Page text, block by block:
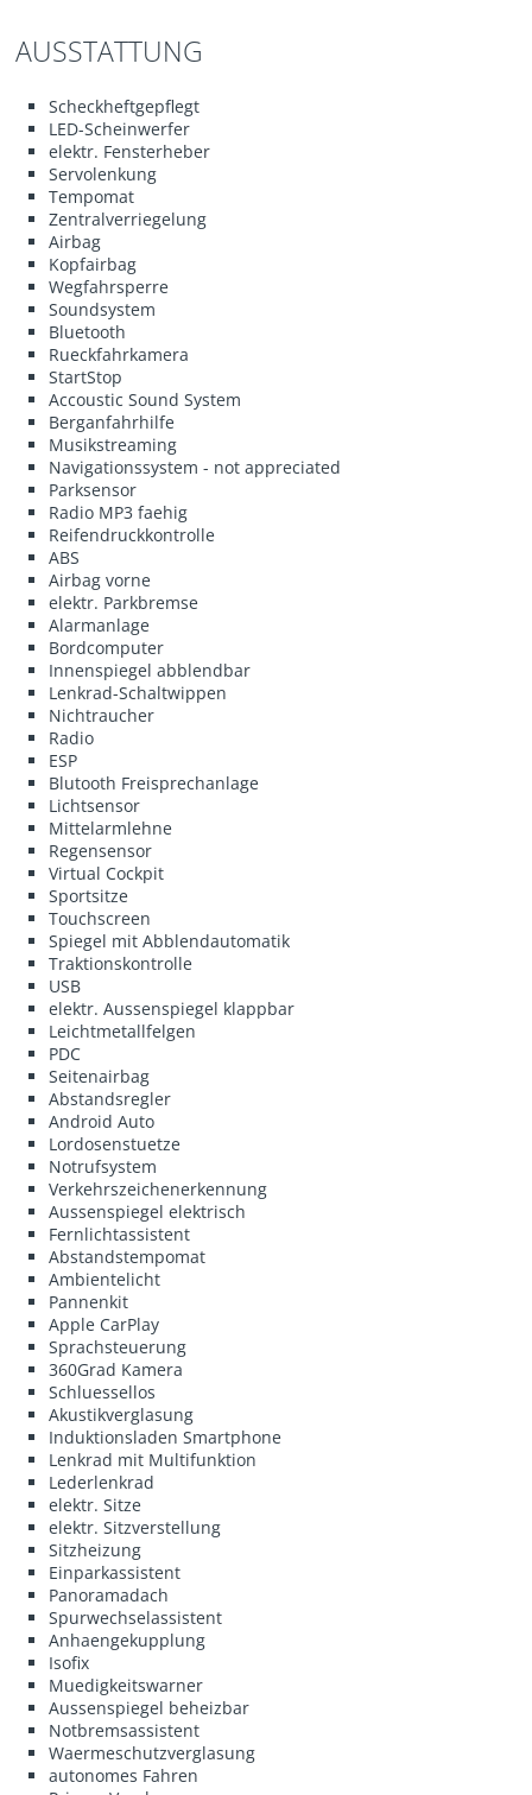
AUSSTATTUNG
Scheckheftgepflegt
LED-Scheinwerfer
elektr. Fensterheber
Servolenkung
Tempomat
Zentralverriegelung
Airbag
Kopfairbag
Wegfahrsperre
Soundsystem
Bluetooth
Rueckfahrkamera
StartStop
Accoustic Sound System
Berganfahrhilfe
Musikstreaming
Navigationssystem - not appreciated
Parksensor
Radio MP3 faehig
Reifendruckkontrolle
ABS
Airbag vorne
elektr. Parkbremse
Alarmanlage
Bordcomputer
Innenspiegel abblendbar
Lenkrad-Schaltwippen
Nichtraucher
Radio
ESP
Blutooth Freisprechanlage
Lichtsensor
Mittelarmlehne
Regensensor
Virtual Cockpit
Sportsitze
Touchscreen
Spiegel mit Abblendautomatik
Traktionskontrolle
USB
elektr. Aussenspiegel klappbar
Leichtmetallfelgen
PDC
Seitenairbag
Abstandsregler
Android Auto
Lordosenstuetze
Notrufsystem
Verkehrszeichenerkennung
Aussenspiegel elektrisch
Fernlichtassistent
Abstandstempomat
Ambientelicht
Pannenkit
Apple CarPlay
Sprachsteuerung
360Grad Kamera
Schluessellos
Akustikverglasung
Induktionsladen Smartphone
Lenkrad mit Multifunktion
Lederlenkrad
elektr. Sitze
elektr. Sitzverstellung
Sitzheizung
Einparkassistent
Panoramadach
Spurwechselassistent
Anhaengekupplung
Isofix
Muedigkeitswarner
Aussenspiegel beheizbar
Notbremsassistent
Waermeschutzverglasung
autonomes Fahren